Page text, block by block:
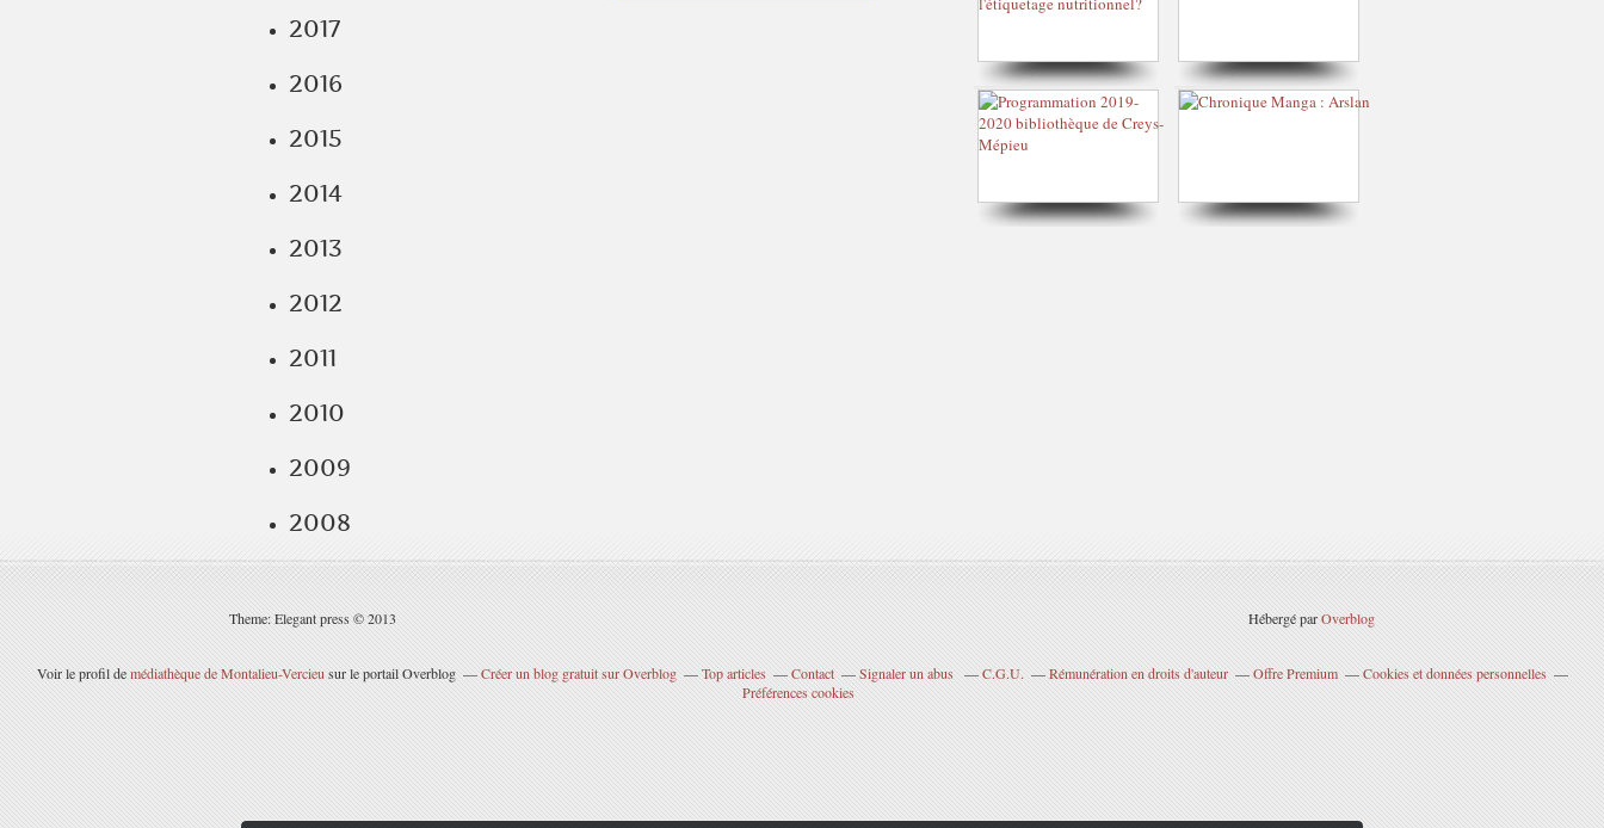
2017
2016
2015
2014
2013
2012
2011
2010
2009
2008
Theme: Elegant press © 2013 Hébergé parOverblog
Voir le profil demédiathèque de Montalieu-Vercieu sur le portail Overblog Créer un blog gratuit sur Overblog Top articles Contact Signaler un abus C.G.U. Rémunération en droits d'auteur Offre Premium
Cookies et données personnelles
Préférences cookies